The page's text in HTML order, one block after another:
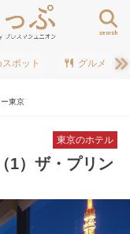
search
ポット グルメ
東京
東京のホテル
1）ザ・プリン